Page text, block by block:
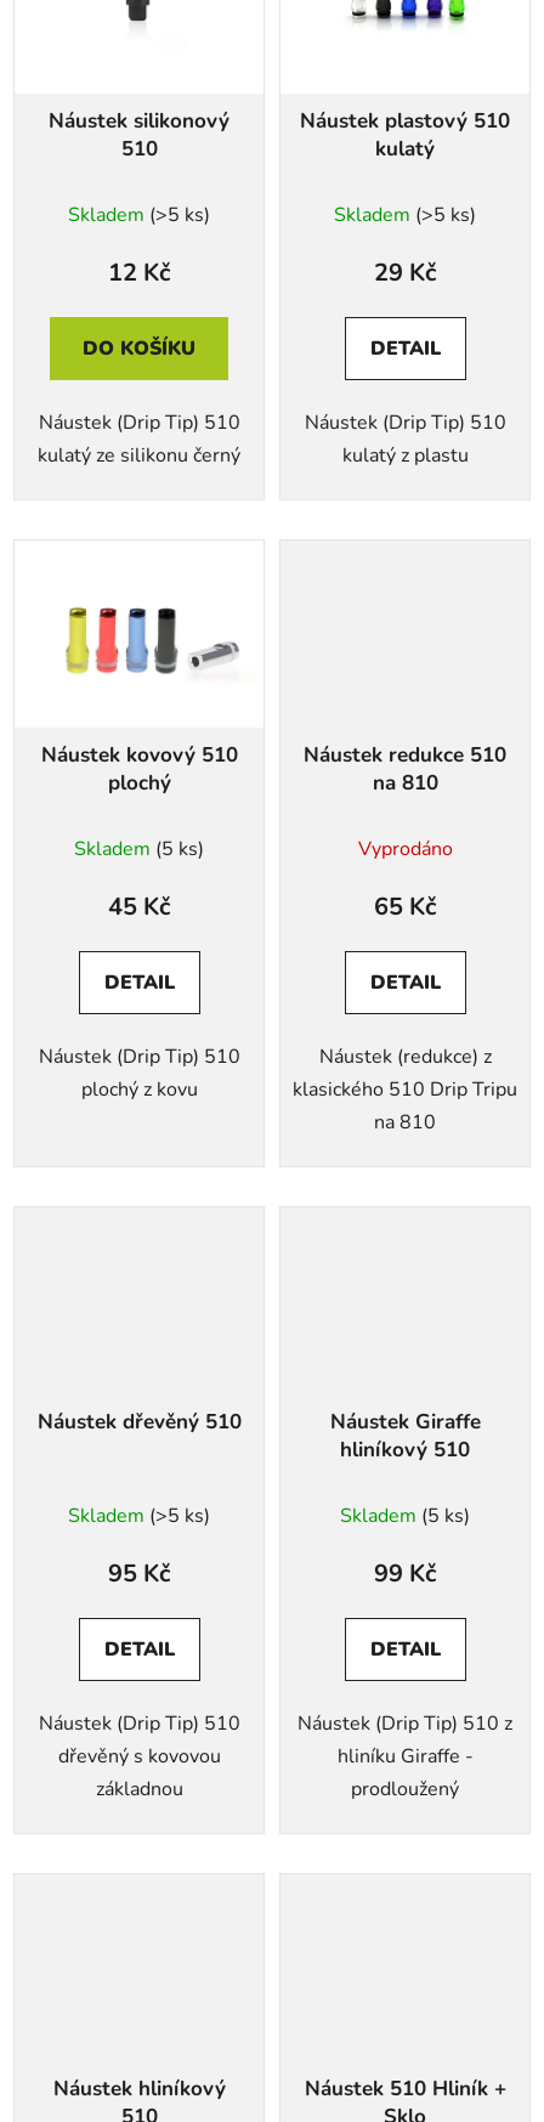
Náustek silikonový
510
Skladem (>5 ks)
12 Kč
DO KOŠÍKU
Náustek (Drip Tip) 510
kulatý ze silikonu černý
Náustek plastový 510
kulatý
Skladem (>5 ks)
29 Kč
DETAIL
Náustek (Drip Tip) 510
kulatý z plastu
Náustek kovový 510
plochý
Skladem (5 ks)
45 Kč
DETAIL
Náustek (Drip Tip) 510
plochý z kovu
Náustek redukce 510
na 810
Vyprodáno
65 Kč
DETAIL
Náustek (redukce) z
klasického 510 Drip Tripu
na 810
Náustek dřevěný 510
Skladem (>5 ks)
95 Kč
DETAIL
Náustek (Drip Tip) 510
dřevěný s kovovou
základnou
Náustek Giraffe
hliníkový 510
Skladem (5 ks)
99 Kč
DETAIL
Náustek (Drip Tip) 510 z
hliníku Giraffe -
prodloužený
Náustek hliníkový
Náustek 510 Hliník +